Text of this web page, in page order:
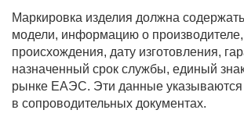
Маркировка изделия должна
модели, информацию о производителе,
происхождения, дату изготовления,
назначенный срок службы, единый
рынке ЕАЭС. Эти данные указываются
в сопроводительных документах.